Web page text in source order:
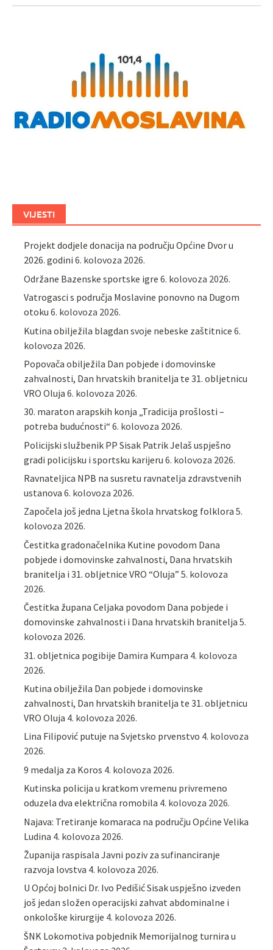
VIJESTI
Projekt dodjele donacija na području Općine Dvor u
2026. godini 6. kolovoza 2026.
Održane Bazenske sportske igre 6. kolovoza 2026.
Vatrogasci s područja Moslavine ponovno na Dugom
otoku 6. kolovoza 2026.
Kutina obilježila blagdan svoje nebeske zaštitnice 6.
kolovoza 2026.
Popovača obilježila Dan pobjede i domovinske
zahvalnosti, Dan hrvatskih branitelja te 31. obljetnicu
VRO Oluja 6. kolovoza 2026.
30. maraton arapskih konja „Tradicija prošlosti –
potreba budućnosti“ 6. kolovoza 2026.
Policijski službenik PP Sisak Patrik Jelaš uspješno
gradi policijsku i sportsku karijeru 6. kolovoza 2026.
Ravnateljica NPB na susretu ravnatelja zdravstvenih
ustanova 6. kolovoza 2026.
Započela još jedna Ljetna škola hrvatskog folklora 5.
kolovoza 2026.
Čestitka gradonačelnika Kutine povodom Dana
pobjede i domovinske zahvalnosti, Dana hrvatskih
branitelja i 31. obljetnice VRO “Oluja” 5. kolovoza
2026.
Čestitka župana Celjaka povodom Dana pobjede i
domovinske zahvalnosti i Dana hrvatskih branitelja 5.
kolovoza 2026.
31. obljetnica pogibije Damira Kumpara 4. kolovoza
2026.
Kutina obilježila Dan pobjede i domovinske
zahvalnosti, Dan hrvatskih branitelja te 31. obljetnicu
VRO Oluja 4. kolovoza 2026.
Lina Filipović putuje na Svjetsko prvenstvo 4. kolovoza
2026.
9 medalja za Koros 4. kolovoza 2026.
Kutinska policija u kratkom vremenu privremeno
oduzela dva električna romobila 4. kolovoza 2026.
Najava: Tretiranje komaraca na području Općine Velika
Ludina 4. kolovoza 2026.
Županija raspisala Javni poziv za sufinanciranje
razvoja lovstva 4. kolovoza 2026.
U Općoj bolnici Dr. Ivo Pedišić Sisak uspješno izveden
još jedan složen operacijski zahvat abdominalne i
onkološke kirurgije 4. kolovoza 2026.
ŠNK Lokomotiva pobjednik Memorijalnog turnira u